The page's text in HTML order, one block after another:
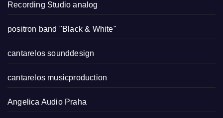
Recording Studio analog
positron band "Black & White"
cantarelos sounddesign
cantarelos musicproduction
Angelica Audio Praha